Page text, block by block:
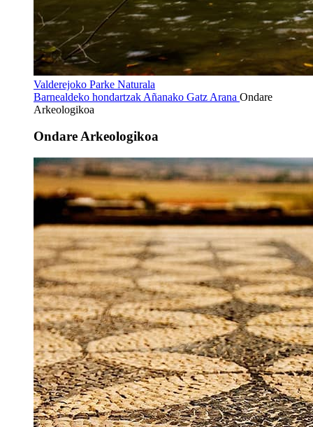
Valderejoko Parke Naturala
Barnealdeko hondartzak Añanako Gatz Arana Ondare
Arkeologikoa
Ondare Arkeologikoa